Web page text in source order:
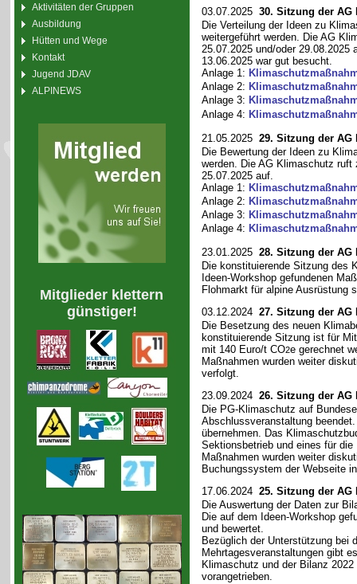
Aktivitäten der Gruppen
Ausbildung
Hütten und Wege
Kontakt
Jugend JDAV
ALPINEWS
Mitglieder klettern
günstiger!
03.07.2025 30. Sitzung der AG
Die Verteilung der Ideen zu
weitergeführt werden. Die AG
25.07.2025 und/oder 29.08.2025
13.06.2025 war gut besucht.
Anlage 1:
Anlage 2:
Anlage 3:
Anlage 4:
21.05.2025 29. Sitzung der AG
Die Bewertung der Ideen zu
werden. Die AG Klimaschutz ruft
25.07.2025 auf.
Anlage 1:
Anlage 2:
Anlage 3:
Anlage 4:
23.01.2025 28. Sitzung der AG
Die konstituierende Sitzung des
Ideen-Workshop gefundenen
Flohmarkt für alpine Ausrüstung
03.12.2024 27. Sitzung der AG
Die Besetzung des neuen
konstituierende Sitzung ist für
mit 140 Euro/t CO2e gerechnet
Maßnahmen wurden weiter
verfolgt.
23.09.2024 26. Sitzung der AG
Die PG-Klimaschutz auf
Abschlussveranstaltung
übernehmen. Das
Sektionsbetrieb und eines für
Maßnahmen wurden weiter
Buchungssystem der Webseite
17.06.2024 25. Sitzung der AG
Die Auswertung der Daten zur
Die auf dem Ideen-Workshop
und bewertet.
Bezüglich der Unterstützung bei
Mehrtagesveranstaltungen gibt
Klimaschutz und der Bilanz
vorangetrieben.